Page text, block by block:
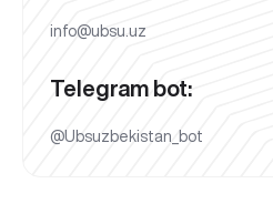
info@ubsu.uz
Telegram bot:
@Ubsuzbekistan_bot